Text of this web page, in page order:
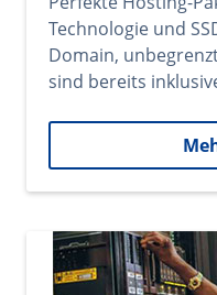
Technologie und
Domain,
sind bereits